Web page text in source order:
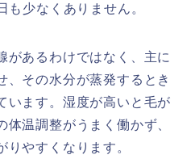
も少なくありません。
があるわけではなく、主に
、その水分が蒸発するとき
います。湿度が高いと毛が
温調整がうまく働かず、
りやすくなります。